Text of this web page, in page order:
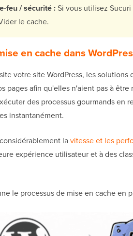
feu / sécurité :Si vous utilisez
le cache.
en cache dans
votre site WordPress, les
pages afin qu'elles n'aient pas à
des processus gourmands en
instantanément.
lavitesse et les
expérience utilisateur et à des
le processus de mise en cache en